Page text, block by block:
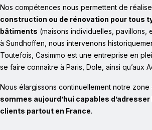
Nos compétences nous permettent de
construction ou de rénovation pour tous
bâtiments (maisons individuelles, pavillons,
à Sundhoffen, nous intervenons
Toutefois, Casimmo est une entreprise en
se faire connaître à Paris, Dole, ainsi qu’aux
Nous élargissons continuellement notre zone
sommes aujourd’hui capables
clients partout en France.